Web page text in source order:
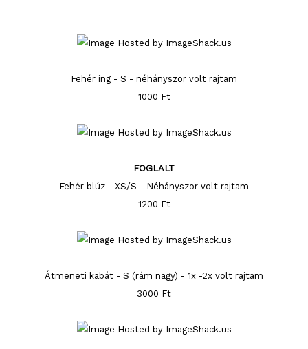
Fehér ing - S - néhányszor volt rajtam
1000 Ft
FOGLALT
Fehér blúz - XS/S - Néhányszor volt rajtam
1200 Ft
Átmeneti kabát - S (rám nagy) - 1x -2x volt rajtam
3000 Ft